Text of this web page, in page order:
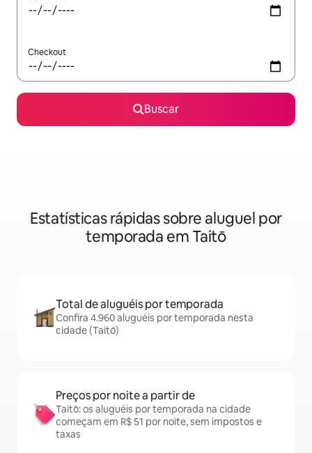
Checkout
Buscar
Estatísticas rápidas sobre aluguel por
temporada em Taitō
Total de aluguéis por temporada
Confira 4.960 aluguéis por temporada nesta
cidade (Taitō)
Preços por noite a partir de
Taitō: os aluguéis por temporada na cidade
começam em R$ 51 por noite, sem impostos e
taxas